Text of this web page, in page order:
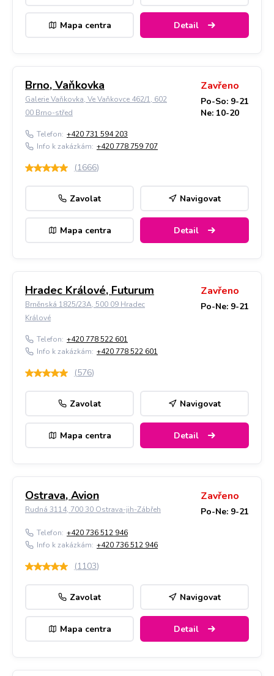
Mapa centra Detail
Brno, Vaňkovka
Galerie Vaňkovka, Ve Vaňkovce 462/1, 602
00 Brno-střed
Zavřeno
Po-So: 9-21
Ne: 10-20
Telefon: +420 731 594 203
Info k zakázkám: +420 778 759 707
(1666)
Zavolat Navigovat
Mapa centra Detail
Hradec Králové, Futurum
Brněnská 1825/23A, 500 09 Hradec
Králové
Zavřeno
Po-Ne: 9-21
Telefon: +420 778 522 601
Info k zakázkám: +420 778 522 601
(576)
Zavolat Navigovat
Mapa centra Detail
Ostrava, Avion
Rudná 3114, 700 30 Ostrava-jih-Zábřeh
Zavřeno
Po-Ne: 9-21
Telefon: +420 736 512 946
Info k zakázkám: +420 736 512 946
(1103)
Zavolat Navigovat
Mapa centra Detail